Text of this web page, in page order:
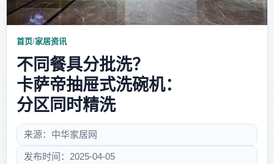
首页/家居资讯
不同餐具分批洗？
卡萨帝抽屉式洗碗机：
分区同时精洗
来源：中华家居网
发布时间：2025-04-05